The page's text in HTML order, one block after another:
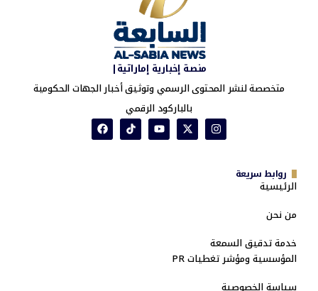
منصة إخبارية إماراتية|
متخصصة لنشر المحتوى الرسمي وتوثيق أخبار الجهات الحكومية
بالباركود الرقمي
روابط سريعة
الرئيسية
من نحن
خدمة تدقيق السمعة
المؤسسية ومؤشر تغطيات PR
سياسة الخصوصية